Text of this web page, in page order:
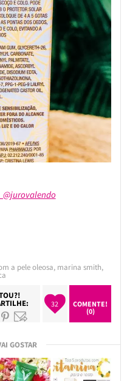
a pele oleosa, marina smith,
32
COMENTE!
(0)
GOSTAR